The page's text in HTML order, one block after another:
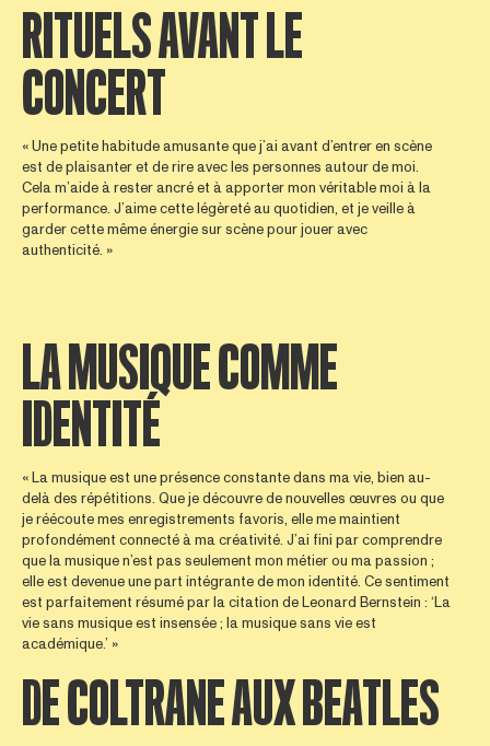
RITUELS AVANT LE
CONCERT
« Une petite habitude amusante que j’ai avant d’entrer en scène
est de plaisanter et de rire avec les personnes autour de moi.
Cela m’aide à rester ancré et à apporter mon véritable moi à la
performance. J’aime cette légèreté au quotidien, et je veille à
garder cette même énergie sur scène pour jouer avec
authenticité. »
LA MUSIQUE COMME
IDENTITÉ
« La musique est une présence constante dans ma vie, bien au-
delà des répétitions. Que je découvre de nouvelles œuvres ou que
je réécoute mes enregistrements favoris, elle me maintient
profondément connecté à ma créativité. J’ai fini par comprendre
que la musique n’est pas seulement mon métier ou ma passion ;
elle est devenue une part intégrante de mon identité. Ce sentiment
est parfaitement résumé par la citation de Leonard Bernstein : ‘La
vie sans musique est insensée ; la musique sans vie est
académique.’ »
DE COLTRANE AUX BEATLES